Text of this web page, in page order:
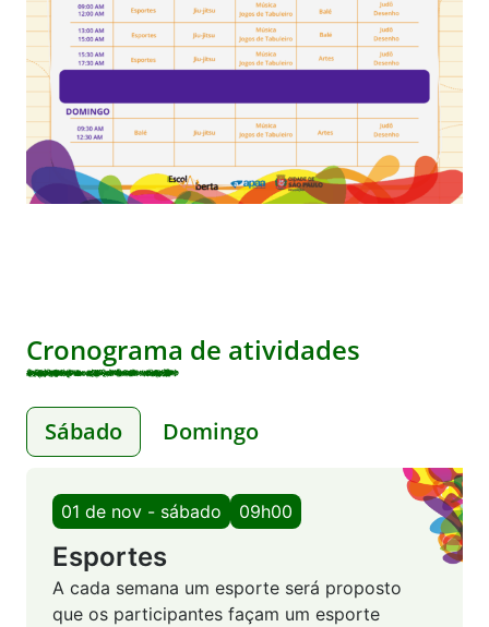
Cronograma de atividades
Sábado Domingo
01 de nov - sábado 09h00
Esportes
A cada semana um esporte será proposto
que os participantes façam um esporte